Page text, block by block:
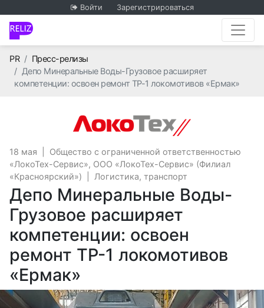
Войти Зарегистрироваться
PRГлавная
Пресс-релизы
Депо Минеральные Воды-Грузовое расширяет
компетенции: освоен ремонт ТР-1 локомотивов «Ермак»
Общество с
18 мая
Общество с ограниченной ответственностью
«ЛокоТех-Сервис», ООО «ЛокоТех-Сервис» (Филиал
«Красноярский»)
Логистика, транспорт
Депо Минеральные Воды-
Грузовое расширяет
компетенции: освоен
ремонт ТР-1 локомотивов
«Ермак»